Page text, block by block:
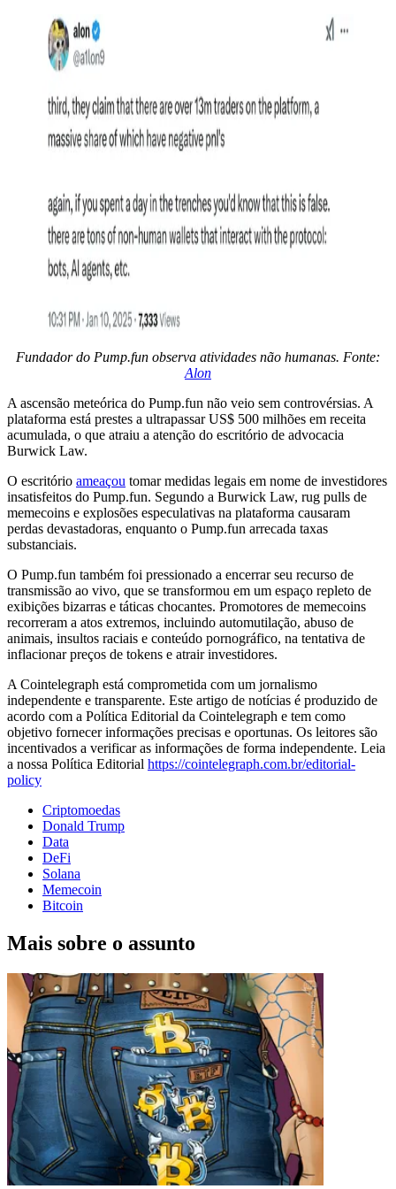
Fundador do Pump.fun observa atividades não humanas. Fonte:
Alon
A ascensão meteórica do Pump.fun não veio sem controvérsias. A
plataforma está prestes a ultrapassar US$ 500 milhões em receita
acumulada, o que atraiu a atenção do escritório de advocacia
Burwick Law.
O escritório ameaçou tomar medidas legais em nome de investidores
insatisfeitos do Pump.fun. Segundo a Burwick Law, rug pulls de
memecoins e explosões especulativas na plataforma causaram
perdas devastadoras, enquanto o Pump.fun arrecada taxas
substanciais.
O Pump.fun também foi pressionado a encerrar seu recurso de
transmissão ao vivo, que se transformou em um espaço repleto de
exibições bizarras e táticas chocantes. Promotores de memecoins
recorreram a atos extremos, incluindo automutilação, abuso de
animais, insultos raciais e conteúdo pornográfico, na tentativa de
inflacionar preços de tokens e atrair investidores.
A Cointelegraph está comprometida com um jornalismo
independente e transparente. Este artigo de notícias é produzido de
acordo com a Política Editorial da Cointelegraph e tem como
objetivo fornecer informações precisas e oportunas. Os leitores são
incentivados a verificar as informações de forma independente. Leia
a nossa Política Editorial https://cointelegraph.com.br/editorial-
policy
Criptomoedas
Donald Trump
Data
DeFi
Solana
Memecoin
Bitcoin
Mais sobre o assunto